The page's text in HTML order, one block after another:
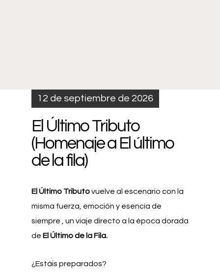
12 de septiembre de 2026
El Último Tributo
(Homenaje a El último
de la fila)
El Último Tributovuelve al escenario con la
misma fuerza, emoción y esencia de
siempre , un viaje directo a la época dorada
de El Último de la Fila.
¿Estáis preparados?